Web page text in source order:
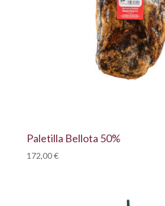
Paletilla Bellota 50%
172,00€